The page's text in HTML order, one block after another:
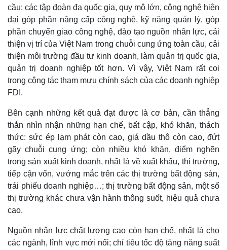
cầu; các tập đoàn đa quốc gia, quy mô lớn, công nghệ hiện
đại góp phần nâng cấp công nghệ, kỹ năng quản lý, góp
phần chuyển giao công nghệ, đào tạo nguồn nhân lực, cải
thiện vị trí của Việt Nam trong chuỗi cung ứng toàn cầu, cải
thiện môi trường đầu tư kinh doanh, làm quản trị quốc gia,
quản trị doanh nghiệp tốt hơn. Vì vậy, Việt Nam rất coi
trọng công tác tham mưu chính sách của các doanh nghiệp
FDI.
Bên cạnh những kết quả đạt được là cơ bản, cần thẳng
thắn nhìn nhận những hạn chế, bất cập, khó khăn, thách
thức: sức ép lạm phát còn cao, giá dầu thô còn cao, đứt
gãy chuỗi cung ứng; còn nhiều khó khăn, điểm nghẽn
trong sản xuất kinh doanh, nhất là về xuất khẩu, thị trường,
tiếp cận vốn, vướng mắc trên các thị trường bất động sản,
trái phiếu doanh nghiệp…; thị trường bất động sản, một số
thị trường khác chưa vận hành thông suốt, hiệu quả chưa
cao.
Nguồn nhân lực chất lượng cao còn hạn chế, nhất là cho
các ngành, lĩnh vực mới nổi; chỉ tiêu tốc độ tăng năng suất